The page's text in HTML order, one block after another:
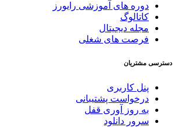
دوره های آموزشی رایورز
کاتالوگ
مجله دیجیتال
فرصت های شغلی
دسترسی مشتریان
پنل کاربری
درخواست پشتیبانی
به روز آوری قفل
سرور دانلود